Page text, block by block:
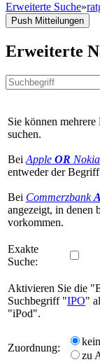
Erweiterte Suche»
Push Mitteilungen
Erweiterte
Sie können
suchen.
Bei Apple OR Nokia
entweder der
Bei Commerzbank
angezeigt, in denen
vorkommen.
Exakte
Suche:
Aktivieren Sie die
Suchbegriff "IPO"
"iPod".
Zuordnung:
zu